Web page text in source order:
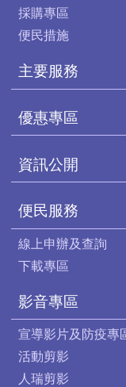
採購專區
便民措施
主要服務
優惠專區
資訊公開
便民服務
線上申辦及查詢
下載專區
影音專區
宣導影片及防疫專
活動剪影
人瑞剪影